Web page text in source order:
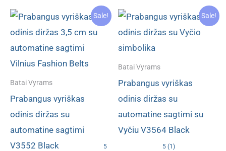
Sale!
Batai Vyrams
Prabangus vyriškas
odinis diržas su
automatine sagtimi
V3552 Black
5
Sale!
Batai Vyrams
Prabangus vyriškas
odinis diržas su
automatine sagtimi su
Vyčiu V3564 Black
5 (1)